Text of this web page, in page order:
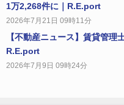
1万2,268件に｜R.E.port
2026年7月21日 09時11分
【不動産ニュース】賃貸管理
R.E.port
2026年7月9日 09時24分